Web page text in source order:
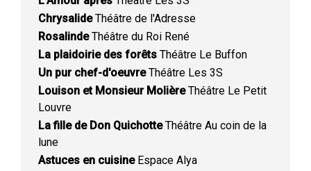
ChrysalideThéâtre de l'Adresse
RosalindeThéâtre du Roi René
La plaidoirie des forêts Théâtre Le Buffon
Un pur chef-d'oeuvreThéâtre Les 3S
Louison et Monsieur MolièreThéâtre Le Petit
Louvre
La fille de Don QuichotteThéâtre Au coin de la
lune
Astuces en cuisineEspace Alya